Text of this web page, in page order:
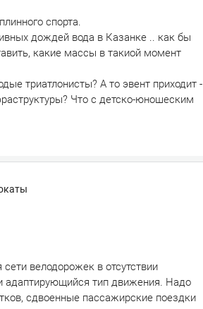
спорта.
дождей вода в Казанке .. как бы
какие массы в такиой момент
триатлонисты? А то эвент приходит -
Что с детско-юношеским
велодорожек в отсутствии
адаптирующийся тип движения. Надо
сдвоенные пассажирские поездки